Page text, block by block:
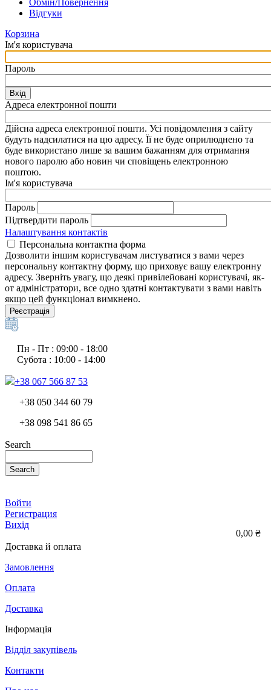
Обмін/Повернення
Відгуки
Корзина
Ім'я користувача
Пароль
Вхід
Адреса електронної пошти
Дійсна адреса електронної пошти. Усі повідомлення з сайту
будуть надсилатися на цю адресу. Її не буде оприлюднено та
буде використано лише за вашим бажанням для отримання
нового паролю або новин чи сповіщень електронною
поштою.
Ім'я користувача
Пароль
Підтвердити пароль
Налаштування контактів
Персональна контактна форма
Дозволити іншим користувачам листуватися з вами через
персональну контактну форму, що приховує вашу електронну
адресу. Зверніть увагу, що деякі привілейовані користувачі, як-
от адміністратори, все одно здатні контактувати з вами навіть
якщо цей функціонал вимкнено.
Реєстрація
Пн - Пт : 09:00 - 18:00
Субота : 10:00 - 14:00
+38 067 566 87 53
+38 050 344 60 79
+38 098 541 86 65
Search
Search
0,00 ₴
Войти
Регистрация
Вихід
Доставка й оплата
Замовлення
Оплата
Доставка
Інформація
Відділ закупівель
Контакти